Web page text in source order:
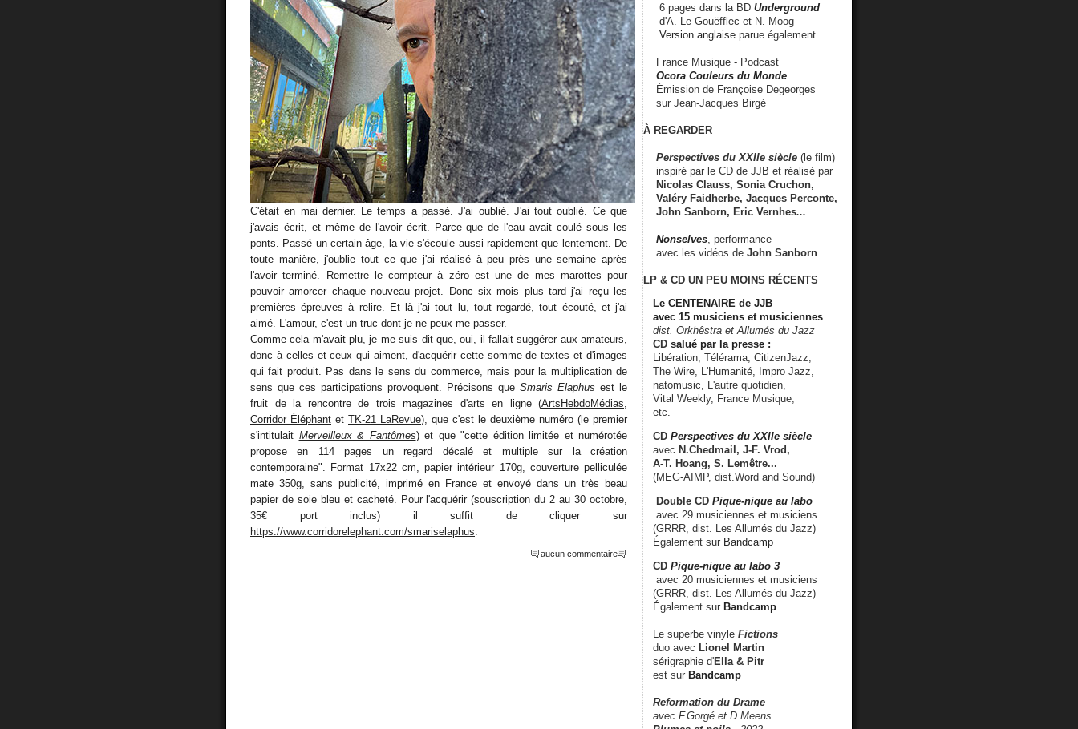
C'était en mai dernier. Le temps a passé. J'ai oublié. J'ai tout oublié. Ce que
j'avais écrit, et même de l'avoir écrit. Parce que de l'eau avait coulé sous les
ponts. Passé un certain âge, la vie s'écoule aussi rapidement que lentement. De
toute manière, j'oublie tout ce que j'ai réalisé à peu près une semaine après
l'avoir terminé. Remettre le compteur à zéro est une de mes marottes pour
pouvoir amorcer chaque nouveau projet. Donc six mois plus tard j'ai reçu les
premières épreuves à relire. Et là j'ai tout lu, tout regardé, tout écouté, et j'ai
aimé. L'amour, c'est un truc dont je ne peux me passer.
Comme cela m'avait plu, je me suis dit que, oui, il fallait suggérer aux amateurs,
donc à celles et ceux qui aiment, d'acquérir cette somme de textes et d'images
qui fait produit. Pas dans le sens du commerce, mais pour la multiplication de
sens que ces participations provoquent. Précisons que Smaris Elaphus est le
fruit de la rencontre de trois magazines d'arts en ligne (ArtsHebdoMédias
Corridor Éléphant et TK-21 LaRevue), que c'est le deuxième numéro (le premier
s'intitulait Merveilleux & Fantômes) et que "cette édition limitée et numérotée
propose en 114 pages un regard décalé et multiple sur la création
contemporaine". Format 17x22 cm, papier intérieur 170g, couverture pelliculée
mate 350g, sans publicité, imprimé en France et envoyé dans un très beau
papier de soie bleu et cacheté. Pour l'acquérir (souscription du 2 au 30 octobre,
35€ port inclus) il suffit de cliquer sur
https://www.corridorelephant.com/smariselaphus
aucun commentaire
6 pages dans la BD Underground
d'A. Le Gouëfflec et N. Moog
Version anglaise parue également
France Musique - Podcast
Ocora Couleurs du Monde
Émission de Françoise Degeorges
sur Jean-Jacques Birgé
À REGARDER
Perspectives du XXIIe siècle (le film)
inspiré par le CD de JJB et réalisé par
Nicolas Clauss, Sonia Cruchon,
Valéry Faidherbe, Jacques Perconte,
John Sanborn, Eric Vernhes...
Nonselves , performance
avec les vidéos de John Sanborn
LP & CD UN PEU MOINS RÉCENTS
Le CENTENAIRE de JJB
avec 15 musiciens et musiciennes
dist. Orkhêstra et Allumés du Jazz
CD salué par la presse :
Libération, Télérama, CitizenJazz,
The Wire, L'Humanité, Impro Jazz,
natomusic, L'autre quotidien,
Vital Weekly, France Musique,
etc.
CD Perspectives du XXIIe siècle
avec N.Chedmail, J-F. Vrod,
A-T. Hoang, S. Lemêtre...
(MEG-AIMP, dist.Word and Sound)
Double CD Pique-nique au labo
avec 29 musiciennes et musiciens
(GRRR, dist. Les Allumés du Jazz)
Également sur Bandcamp
CD Pique-nique au labo 3
avec 20 musiciennes et musiciens
(GRRR, dist. Les Allumés du Jazz)
Également sur Bandcamp
Le superbe vinyle Fictions
duo avec Lionel Martin
sérigraphie d'Ella & Pitr
est sur Bandcamp
Reformation du Drame
avec F.Gorgé et D.Meens